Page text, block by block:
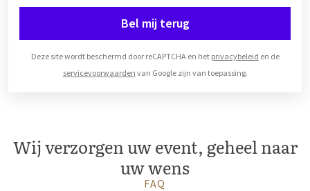
Bel mij terug
Deze site wordt beschermd door reCAPTCHA en het privacybeleid en de
servicevoorwaarden van Google zijn van toepassing.
Wij verzorgen uw event, geheel naar
uw wens
FAQ